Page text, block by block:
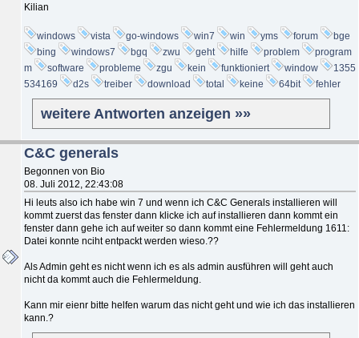
Kilian
windows vista go-windows win7 win yms forum
bge
bing
windows7 bgq zwu geht hilfe problem
program
m
software probleme zgu kein funktioniert window
1355
534169
d2s treiber download total keine 64bit fehler
weitere Antworten anzeigen »»
C&C generals
Begonnen von Bio
08. Juli 2012, 22:43:08
Hi leuts also ich habe win 7 und wenn ich C&C Generals installieren will
kommt zuerst das fenster dann klicke ich auf installieren dann kommt ein
fenster dann gehe ich auf weiter so dann kommt eine Fehlermeldung 1611:
Datei konnte nciht entpackt werden wieso.??
Als Admin geht es nicht wenn ich es als admin ausführen will geht auch
nicht da kommt auch die Fehlermeldung.
Kann mir eienr bitte helfen warum das nicht geht und wie ich das installieren
kann.?